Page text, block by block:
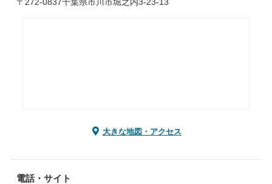
大きな地図・アクセス
電話・サイト